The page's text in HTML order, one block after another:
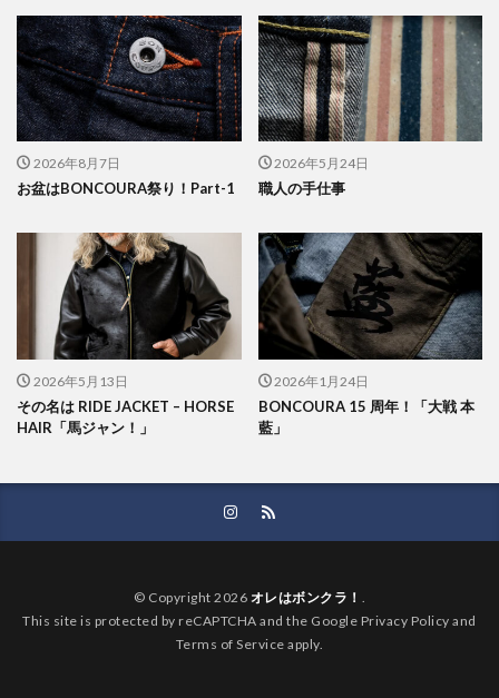
2026年8月7日
お盆はBONCOURA祭り！Part-1
2026年5月24日
職人の手仕事
2026年5月13日
その名は RIDE JACKET – HORSE
HAIR「馬ジャン！」
2026年1月24日
BONCOURA 15 周年！「大戦 本
藍」
© Copyright 2026 オレはボンクラ！
This site is protected by reCAPTCHA and the Google Privacy Policy and
Terms of Service apply.